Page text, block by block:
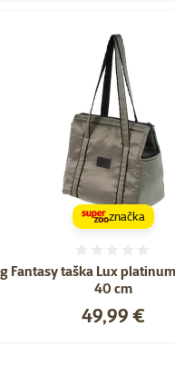
Fantasy taška Lux
40 cm
Cena
49,99 €
značka